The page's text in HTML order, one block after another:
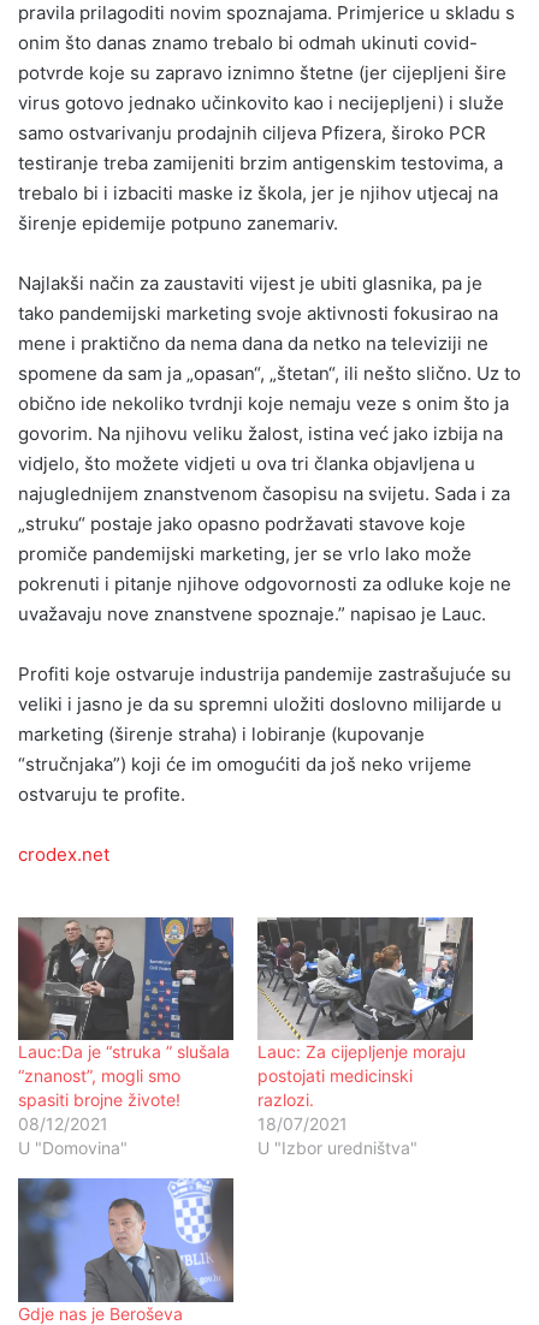
pravila prilagoditi novim spoznajama. Primjerice u skladu s
onim što danas znamo trebalo bi odmah ukinuti covid-
potvrde koje su zapravo iznimno štetne (jer cijepljeni šire
virus gotovo jednako učinkovito kao i necijepljeni) i služe
samo ostvarivanju prodajnih ciljeva Pfizera, široko PCR
testiranje treba zamijeniti brzim antigenskim testovima, a
trebalo bi i izbaciti maske iz škola, jer je njihov utjecaj na
širenje epidemije potpuno zanemariv.
Najlakši način za zaustaviti vijest je ubiti glasnika, pa je
tako pandemijski marketing svoje aktivnosti fokusirao na
mene i praktično da nema dana da netko na televiziji ne
spomene da sam ja „opasan“, „štetan“, ili nešto slično. Uz to
obično ide nekoliko tvrdnji koje nemaju veze s onim što ja
govorim. Na njihovu veliku žalost, istina već jako izbija na
vidjelo, što možete vidjeti u ova tri članka objavljena u
najuglednijem znanstvenom časopisu na svijetu. Sada i za
„struku“ postaje jako opasno podržavati stavove koje
promiče pandemijski marketing, jer se vrlo lako može
pokrenuti i pitanje njihove odgovornosti za odluke koje ne
uvažavaju nove znanstvene spoznaje.” napisao je Lauc.
Profiti koje ostvaruje industrija pandemije zastrašujuće su
veliki i jasno je da su spremni uložiti doslovno milijarde u
marketing (širenje straha) i lobiranje (kupovanje
“stručnjaka”) koji će im omogućiti da još neko vrijeme
ostvaruju te profite.
crodex.net
Lauc:Da je “struka ” slušala
“znanost”, mogli smo
spasiti brojne živote!
08/12/2021
U "Domovina"
Lauc: Za cijepljenje moraju
postojati medicinski
razlozi.
18/07/2021
U "Izbor uredništva"
Gdje nas je Beroševa